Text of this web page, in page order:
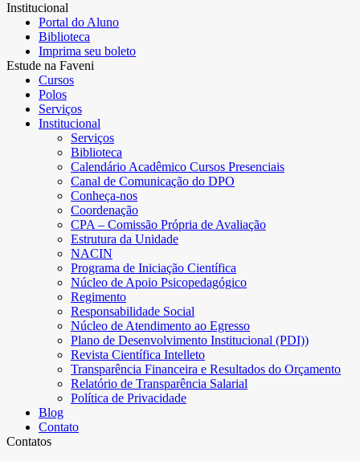
Institucional
Portal do Aluno
Biblioteca
Imprima seu boleto
Estude na Faveni
Cursos
Polos
Serviços
Institucional
Serviços
Biblioteca
Calendário Acadêmico Cursos Presenciais
Canal de Comunicação do DPO
Conheça-nos
Coordenação
CPA – Comissão Própria de Avaliação
Estrutura da Unidade
NACIN
Programa de Iniciação Científica
Núcleo de Apoio Psicopedagógico
Regimento
Responsabilidade Social
Núcleo de Atendimento ao Egresso
Plano de Desenvolvimento Institucional (PDI))
Revista Científica Intelleto
Transparência Financeira e Resultados do Orçamento
Relatório de Transparência Salarial
Política de Privacidade
Blog
Contato
Contatos